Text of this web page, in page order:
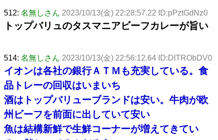
512: 名無しさん 2023/10/13(金) 22:28:57.22 ID:pPztGdNz0
トップバリュのタスマニアビーフカレーが旨い
514: 名無しさん 2023/10/13(金) 22:56:12.64 ID:DITRObDV0
イオンは各社の銀行ＡＴＭも充実している。食
品トレーの回収はいまいち
酒はトップバリューブランドは安い。牛肉が欧
州ビーフを前面に出していて安い
魚は結構新鮮で生鮮コーナーが増えてきてい